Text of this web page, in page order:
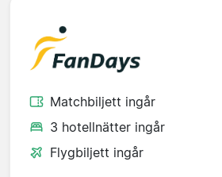
Matchbiljett ingår
3 hotellnätter ingår
Flygbiljett ingår